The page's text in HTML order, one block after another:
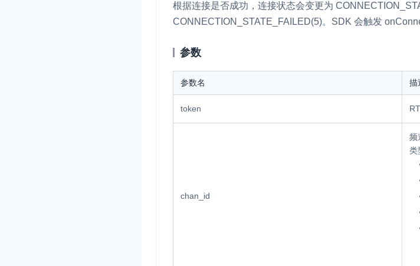
对接国内外多家 CDN 供应商，提供一个整
体播放体验最佳的 CDN 直播方案
媒体流加速
水
根据连接是否成功，连接状态会变更为
CONNECTION_STATE_FAILED(5)。SDK 会触发
参数
参数名 描
token
chan_id
频
类